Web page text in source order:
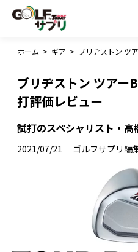
ホーム > ギア >
ブリヂストン ツアー
打評価レビュー
試打のスペシャリスト・
2021/07/21 ゴルフサプリ編